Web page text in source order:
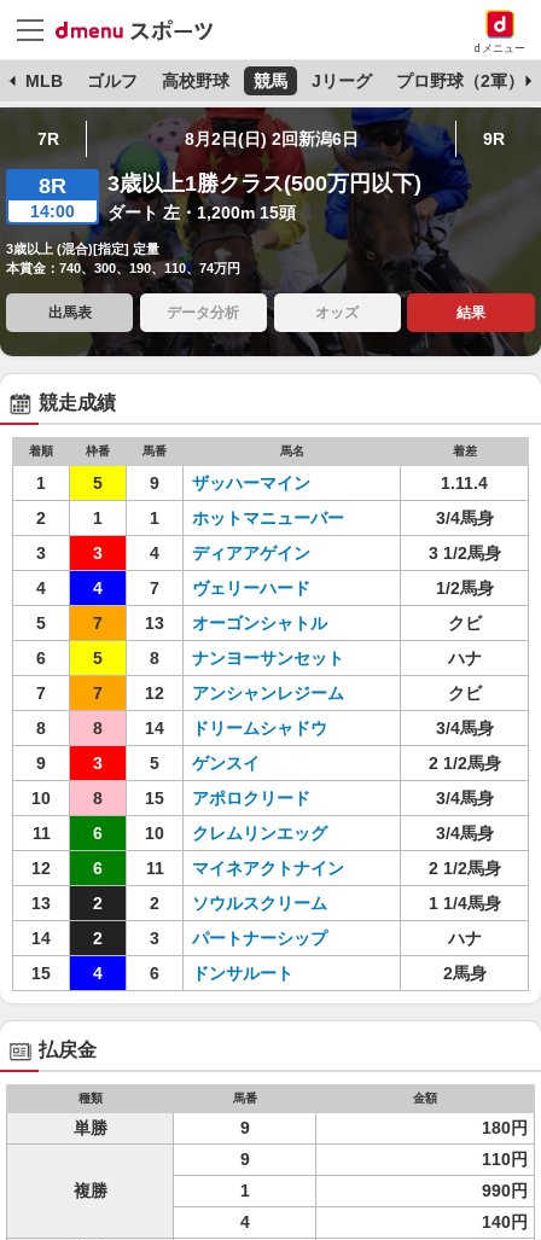
dメニュー
MLB ゴルフ 高校野球 競馬 Jリーグ プロ野球（2軍）
7R 8月2日(日) 2回新潟6日 9R
8R
14:00
3歳以上1勝クラス(500万円以下)
ダート 左・1,200m 15頭
3歳以上 (混合)[指定] 定量
本賞金：740、300、190、110、74万円
出馬表 データ分析 オッズ 結果
競走成績
着順 枠番 馬番 馬名 着差
1 5 9 ザッハーマイン
1.11.4
2
1 1 ホットマニューバー
3/4馬身
3
3 4 ディアアゲイン
3 1/2馬身
4
4 7 ヴェリーハード
1/2馬身
5
7 13 オーゴンシャトル
クビ
6
5 8 ナンヨーサンセット
ハナ
7
7 12 アンシャンレジーム
クビ
8
8 14 ドリームシャドウ
3/4馬身
9
3 5 ゲンスイ
2 1/2馬身
10
8 15 アポロクリード
3/4馬身
11
6 10 クレムリンエッグ
3/4馬身
12
6 11 マイネアクトナイン
2 1/2馬身
13
2 2 ソウルスクリーム
1 1/4馬身
14
2 3 パートナーシップ
ハナ
15
4 6 ドンサルート 2馬身
払戻金
種類 馬番 金額
単勝 9 180円
複勝
9
110円
1
990円
4
140円